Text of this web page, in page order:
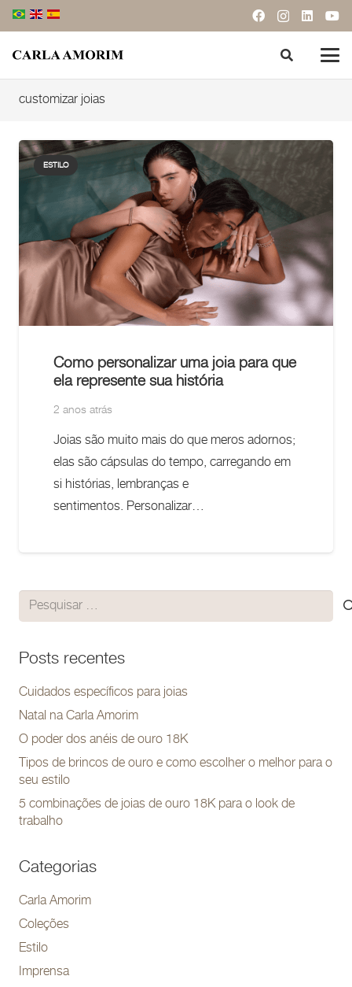
customizar joias
ESTILO
Como personalizar uma joia para que
ela represente sua história
2 anos atrás
Joias são muito mais do que meros adornos;
elas são cápsulas do tempo, carregando em
si histórias, lembranças e
sentimentos. Personalizar…
Pesquisar
por:
Posts recentes
Cuidados específicos para joias
Natal na Carla Amorim
O poder dos anéis de ouro 18K
Tipos de brincos de ouro e como escolher o melhor para o
seu estilo
5 combinações de joias de ouro 18K para o look de
trabalho
Categorias
Carla Amorim
Coleções
Estilo
Imprensa